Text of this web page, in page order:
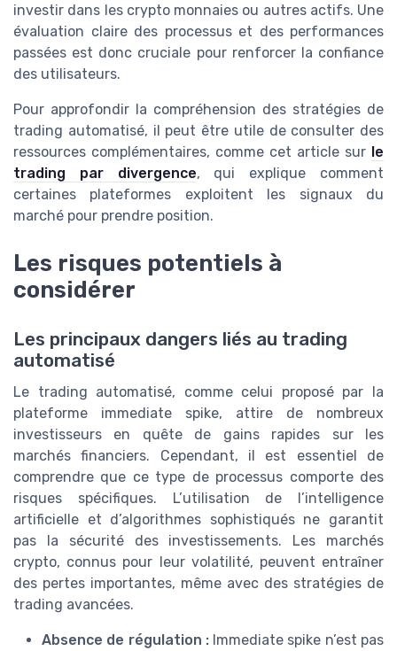
investir dans les crypto monnaies ou autres actifs. Une
évaluation claire des processus et des performances
passées est donc cruciale pour renforcer la confiance
des utilisateurs.
Pour approfondir la compréhension des stratégies de
trading automatisé, il peut être utile de consulter des
ressources complémentaires, comme cet article sur le
trading par divergence, qui explique comment
certaines plateformes exploitent les signaux du
marché pour prendre position.
Les risques potentiels à
considérer
Les principaux dangers liés au trading
automatisé
Le trading automatisé, comme celui proposé par la
plateforme immediate spike, attire de nombreux
investisseurs en quête de gains rapides sur les
marchés financiers. Cependant, il est essentiel de
comprendre que ce type de processus comporte des
risques spécifiques. L’utilisation de l’intelligence
artificielle et d’algorithmes sophistiqués ne garantit
pas la sécurité des investissements. Les marchés
crypto, connus pour leur volatilité, peuvent entraîner
des pertes importantes, même avec des stratégies de
trading avancées.
Absence de régulation :Immediate spike n’est pas